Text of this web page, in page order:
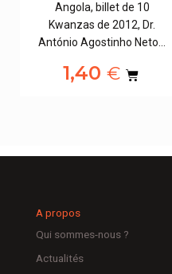
Angola, billet de 10
Kwanzas de 2012, Dr.
António Agostinho Neto…
1,40€
A propos
Qui sommes-nous ?
Actualités